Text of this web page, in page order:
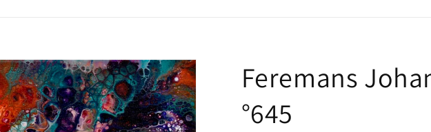
Feremans
°645